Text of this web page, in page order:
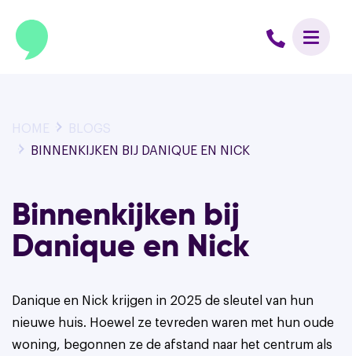
HOME
BLOGS
BINNENKIJKEN BIJ DANIQUE EN NICK
Binnenkijken bij
Danique en Nick
Danique en Nick krijgen in 2025 de sleutel van hun
nieuwe huis. Hoewel ze tevreden waren met hun oude
woning, begonnen ze de afstand naar het centrum als